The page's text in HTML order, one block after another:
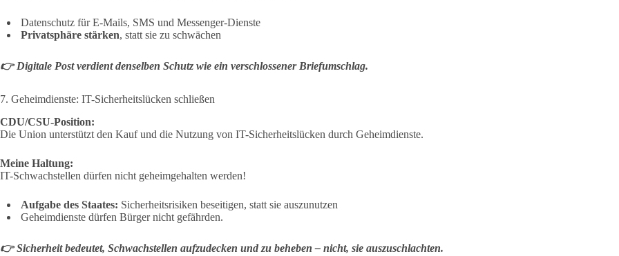
Datenschutz für E-Mails, SMS und Messenger-Dienste
Privatsphäre stärken, statt sie zu schwächen
👉 Digitale Post verdient denselben Schutz wie ein verschlossener Briefumschlag.
7. Geheimdienste: IT-Sicherheitslücken schließen
CDU/CSU-Position:
Die Union unterstützt den Kauf und die Nutzung von IT-Sicherheitslücken durch Geheimdienste.
Meine Haltung:
IT-Schwachstellen dürfen nicht geheimgehalten werden!
Aufgabe des Staates: Sicherheitsrisiken beseitigen, statt sie auszunutzen
Geheimdienste dürfen Bürger nicht gefährden.
👉 Sicherheit bedeutet, Schwachstellen aufzudecken und zu beheben – nicht, sie auszuschlachten.